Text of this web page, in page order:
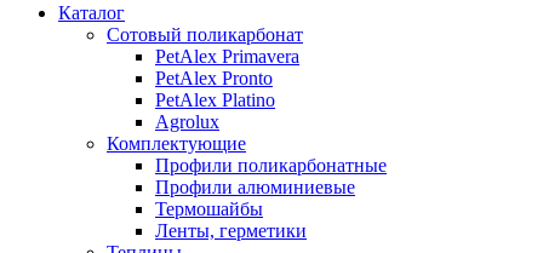
Каталог
Сотовый поликарбонат
PetAlex Primavera
PetAlex Pronto
PetAlex Platino
Agrolux
Комплектующие
Профили поликарбонатные
Профили алюминиевые
Термошайбы
Ленты, герметики